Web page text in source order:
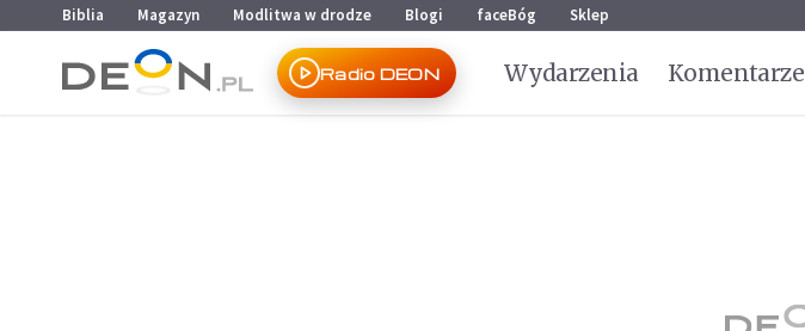
Przejdź do menu głównego
Przejdź do treści
Biblia Magazyn Modlitwa w drodze Blogi faceBóg Sklep
Radio DEON Wydarzenia Komentarze